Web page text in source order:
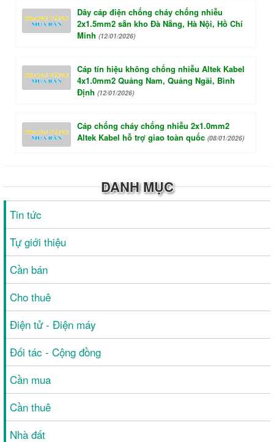
Dây cáp điện chống cháy chống nhiễu
2x1.5mm2 sẵn kho Đà Nẵng, Hà Nội, Hồ Chí
Minh (12/01/2026)
Cáp tín hiệu không chống nhiễu Altek Kabel
4x1.0mm2 Quảng Nam, Quảng Ngãi, Bình
Định (12/01/2026)
Cáp chống cháy chống nhiễu 2x1.0mm2
Altek Kabel hỗ trợ giao toàn quốc (08/01/2026)
DANH MỤC
Tin tức
Tự giới thiệu
Cần bán
Cho thuê
Điện tử - Điện máy
Đối tác - Cộng đồng
Cần mua
Cần thuê
Nhà đất